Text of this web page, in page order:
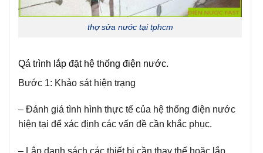
thợ sửa nước tại tphcm
Qá trình lắp đặt hệ thống điện nước.
Bước 1: Khảo sát hiện trạng
– Đánh giá tình hình thực tế của hệ thống điện nước
hiện tại để xác định các vấn đề cần khắc phục.